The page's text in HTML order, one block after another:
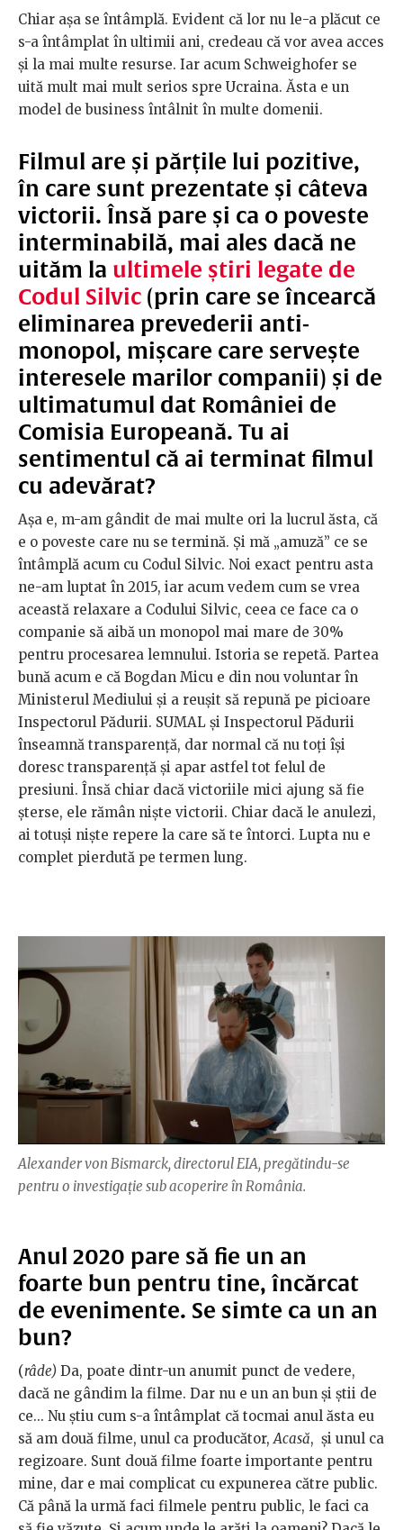
Chiar așa se întâmplă. Evident că lor nu le-a plăcut ce
s-a întâmplat în ultimii ani, credeau că vor avea acces
și la mai multe resurse. Iar acum Schweighofer se
uită mult mai mult serios spre Ucraina. Ăsta e un
model de business întâlnit în multe domenii.
Filmul are și părțile lui pozitive,
în care sunt prezentate și câteva
victorii. Însă pare și ca o poveste
interminabilă, mai ales dacă ne
uităm la ultimele știri legate de
Codul Silvic (prin care se încearcă
eliminarea prevederii anti-
monopol, mișcare care servește
interesele marilor companii) și de
ultimatumul dat României de
Comisia Europeană. Tu ai
sentimentul că ai terminat filmul
cu adevărat?
Așa e, m-am gândit de mai multe ori la lucrul ăsta, că
e o poveste care nu se termină. Și mă „amuză” ce se
întâmplă acum cu Codul Silvic. Noi exact pentru asta
ne-am luptat în 2015, iar acum vedem cum se vrea
această relaxare a Codului Silvic, ceea ce face ca o
companie să aibă un monopol mai mare de 30%
pentru procesarea lemnului. Istoria se repetă. Partea
bună acum e că Bogdan Micu e din nou voluntar în
Ministerul Mediului și a reușit să repună pe picioare
Inspectorul Pădurii. SUMAL și Inspectorul Pădurii
înseamnă transparență, dar normal că nu toți își
doresc transparență și apar astfel tot felul de
presiuni. Însă chiar dacă victoriile mici ajung să fie
șterse, ele rămân niște victorii. Chiar dacă le anulezi,
ai totuși niște repere la care să te întorci. Lupta nu e
complet pierdută pe termen lung.
Alexander von Bismarck, directorul EIA, pregătindu-se
pentru o investigație sub acoperire în România.
Anul 2020 pare să fie un an
foarte bun pentru tine, încărcat
de evenimente. Se simte ca un an
bun?
(râde) Da, poate dintr-un anumit punct de vedere,
dacă ne gândim la filme. Dar nu e un an bun și știi de
ce... Nu știu cum s-a întâmplat că tocmai anul ăsta eu
să am două filme, unul ca producător, Acasă, și unul ca
regizoare. Sunt două filme foarte importante pentru
mine, dar e mai complicat cu expunerea către public.
Că până la urmă faci filmele pentru public, le faci ca